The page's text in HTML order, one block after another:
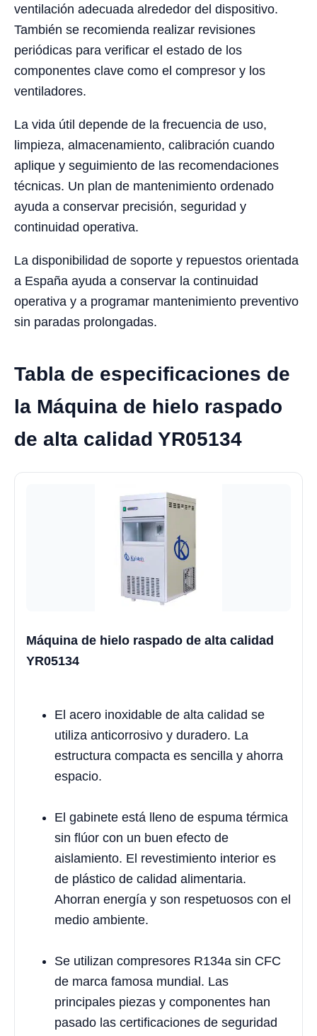
ventilación adecuada alrededor del dispositivo.
También se recomienda realizar revisiones
periódicas para verificar el estado de los
componentes clave como el compresor y los
ventiladores.
La vida útil depende de la frecuencia de uso,
limpieza, almacenamiento, calibración cuando
aplique y seguimiento de las recomendaciones
técnicas. Un plan de mantenimiento ordenado
ayuda a conservar precisión, seguridad y
continuidad operativa.
La disponibilidad de soporte y repuestos orientada
a España ayuda a conservar la continuidad
operativa y a programar mantenimiento preventivo
sin paradas prolongadas.
Tabla de especificaciones de
la Máquina de hielo raspado
de alta calidad YR05134
Máquina de hielo raspado de alta calidad
YR05134
El acero inoxidable de alta calidad se
utiliza anticorrosivo y duradero. La
estructura compacta es sencilla y ahorra
espacio.
El gabinete está lleno de espuma térmica
sin flúor con un buen efecto de
aislamiento. El revestimiento interior es
de plástico de calidad alimentaria.
Ahorran energía y son respetuosos con el
medio ambiente.
Se utilizan compresores R134a sin CFC
de marca famosa mundial. Las
principales piezas y componentes han
pasado las certificaciones de seguridad